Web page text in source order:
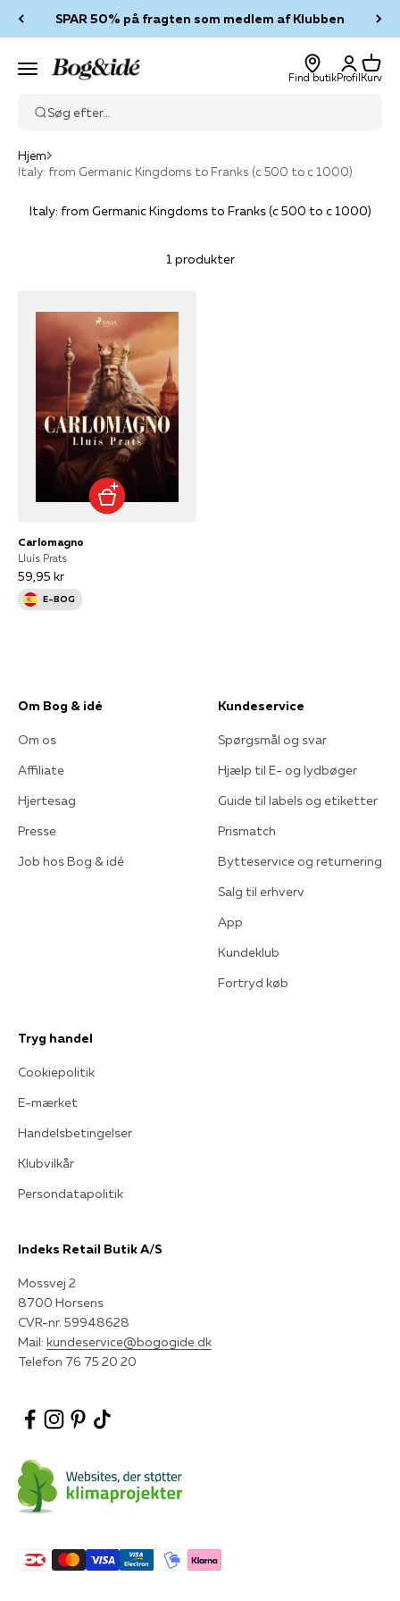
SPAR 50% på fragten som medlem af Klubben
Menu Bog & idé
Find butik
Log ind
Profil
Kurv
Kurv
Søg efter...
Hjem
Italy: from Germanic Kingdoms to Franks (c 500 to c 1000)
Italy: from Germanic Kingdoms to Franks (c 500 to c 1000)
1 produkter
Carlomagno
Lluís Prats
59,95 kr
E-BOG
Om Bog & idé
Om os
Affiliate
Hjertesag
Presse
Job hos Bog & idé
Kundeservice
Spørgsmål og svar
Hjælp til E- og lydbøger
Guide til labels og etiketter
Prismatch
Bytteservice og returnering
Salg til erhverv
App
Kundeklub
Fortryd køb
Tryg handel
Cookiepolitik
E-mærket
Handelsbetingelser
Klubvilkår
Persondatapolitik
Indeks Retail Butik A/S
Mossvej 2
8700 Horsens
CVR-nr. 59948628
Mail: kundeservice@bogogide.dk
Telefon 76 75 20 20